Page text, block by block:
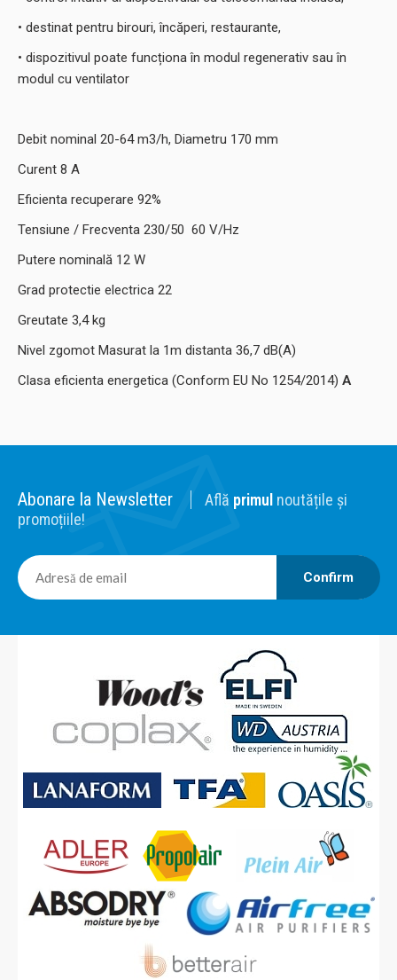
• destinat pentru birouri, încăperi, restaurante,
• dispozitivul poate funcționa în modul regenerativ sau în
modul cu ventilator
Debit nominal 20-64 m3/h, Diametru 170 mm
Curent 8 A
Eficienta recuperare 92%
Tensiune / Frecventa 230/50 60 V/Hz
Putere nominală 12 W
Grad protectie electrica 22
Greutate 3,4 kg
Nivel zgomot Masurat la 1m distanta 36,7 dB(A)
Clasa eficienta energetica (Conform EU No 1254/2014) A
Abonare la Newsletter Află primul noutățile și
promoțiile!
Confirm